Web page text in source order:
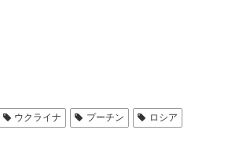
ウクライナ プーチン
ロシア